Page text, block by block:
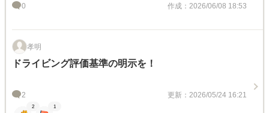
0 作成：2026/06/08 18:53
孝明
ドライビング評価基準の明示を！
2 更新：2026/05/24 16:21
2 1